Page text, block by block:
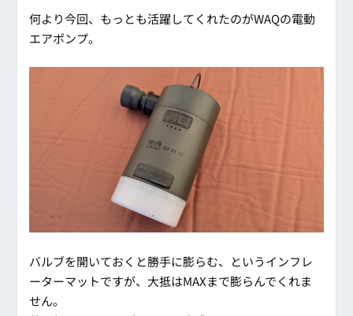
何より今回、もっとも活躍してくれたのがWAQの電動
エアポンプ。
バルブを開いておくと勝手に膨らむ、というインフレ
ーターマットですが、大抵はMAXまで膨らんでくれま
せん。